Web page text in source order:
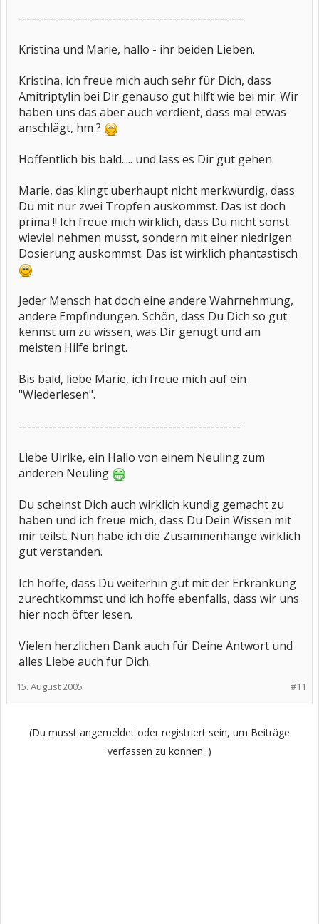
-----------------------------------------------------
Kristina und Marie, hallo - ihr beiden Lieben.
Kristina, ich freue mich auch sehr für Dich, dass
Amitriptylin bei Dir genauso gut hilft wie bei mir. Wir
haben uns das aber auch verdient, dass mal etwas
anschlägt, hm ?
Hoffentlich bis bald..... und lass es Dir gut gehen.
Marie, das klingt überhaupt nicht merkwürdig, dass
Du mit nur zwei Tropfen auskommst. Das ist doch
prima !! Ich freue mich wirklich, dass Du nicht sonst
wieviel nehmen musst, sondern mit einer niedrigen
Dosierung auskommst. Das ist wirklich phantastisch
Jeder Mensch hat doch eine andere Wahrnehmung,
andere Empfindungen. Schön, dass Du Dich so gut
kennst um zu wissen, was Dir genügt und am
meisten Hilfe bringt.
Bis bald, liebe Marie, ich freue mich auf ein
"Wiederlesen".
----------------------------------------------------
Liebe Ulrike, ein Hallo von einem Neuling zum
anderen Neuling
Du scheinst Dich auch wirklich kundig gemacht zu
haben und ich freue mich, dass Du Dein Wissen mit
mir teilst. Nun habe ich die Zusammenhänge wirklich
gut verstanden.
Ich hoffe, dass Du weiterhin gut mit der Erkrankung
zurechtkommst und ich hoffe ebenfalls, dass wir uns
hier noch öfter lesen.
Vielen herzlichen Dank auch für Deine Antwort und
alles Liebe auch für Dich.
#11
15. August 2005
(Du musst angemeldet oder registriert sein, um Beiträge
verfassen zu können. )